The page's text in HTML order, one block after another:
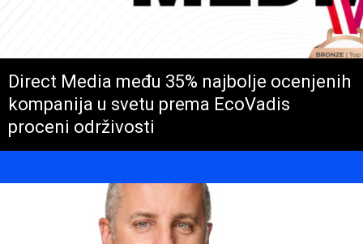
Direct Media među 35% najbolje ocenjenih
kompanija u svetu prema EcoVadis
proceni održivosti